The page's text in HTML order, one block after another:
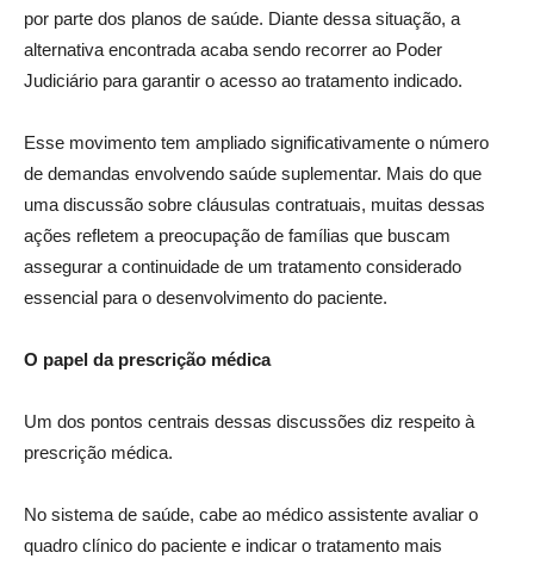
por parte dos planos de saúde. Diante dessa situação, a
alternativa encontrada acaba sendo recorrer ao Poder
Judiciário para garantir o acesso ao tratamento indicado.
Esse movimento tem ampliado significativamente o número
de demandas envolvendo saúde suplementar. Mais do que
uma discussão sobre cláusulas contratuais, muitas dessas
ações refletem a preocupação de famílias que buscam
assegurar a continuidade de um tratamento considerado
essencial para o desenvolvimento do paciente.
O papel da prescrição médica
Um dos pontos centrais dessas discussões diz respeito à
prescrição médica.
No sistema de saúde, cabe ao médico assistente avaliar o
quadro clínico do paciente e indicar o tratamento mais